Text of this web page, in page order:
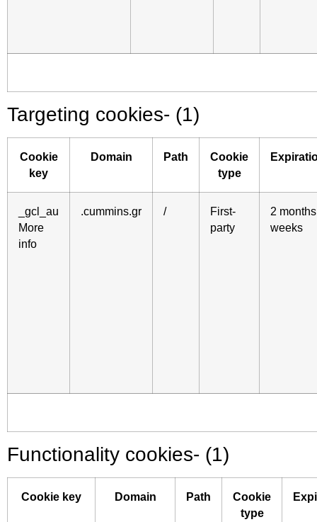
Targeting cookies- (1)
Cookie
key
Domain Path
Cookie
type
_gcl_au
More
info
.cummins.gr /
First-
party
2
weeks
Functionality cookies- (1)
Cookie key Domain Path
Cookie
type